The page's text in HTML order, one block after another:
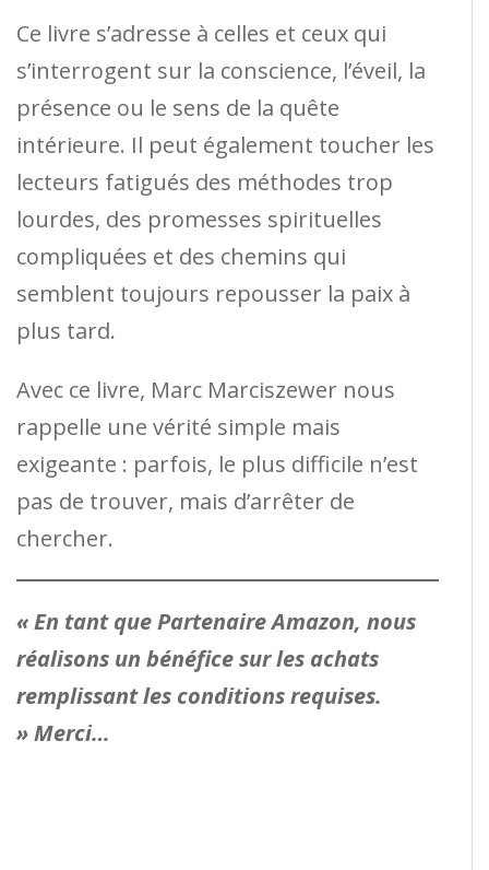
Ce livre s’adresse à celles et ceux qui
s’interrogent sur la conscience, l’éveil, la
présence ou le sens de la quête
intérieure. Il peut également toucher les
lecteurs fatigués des méthodes trop
lourdes, des promesses spirituelles
compliquées et des chemins qui
semblent toujours repousser la paix à
plus tard.
Avec ce livre, Marc Marciszewer nous
rappelle une vérité simple mais
exigeante : parfois, le plus difficile n’est
pas de trouver, mais d’arrêter de
chercher.
« En tant que Partenaire Amazon, nous
réalisons un bénéfice sur les achats
remplissant les conditions requises.
» Merci…